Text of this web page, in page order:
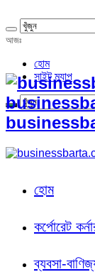
আজঃ
হোম
সাইট ম্যাপ
হোম
কর্পোরেট
ব্যবসা-